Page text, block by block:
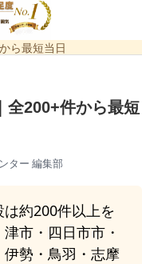
ら最短当日
全200+件から最短
ター 編集部
約200件以上を
市・四日市市・
勢・鳥羽・志摩